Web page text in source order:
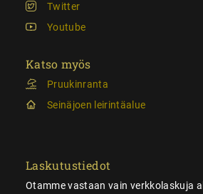
Twitter
Youtube
Katso myös
Pruukinranta
Seinäjoen leirintäalue
Laskutustiedot
Otamme vastaan vain verkkolaskuja